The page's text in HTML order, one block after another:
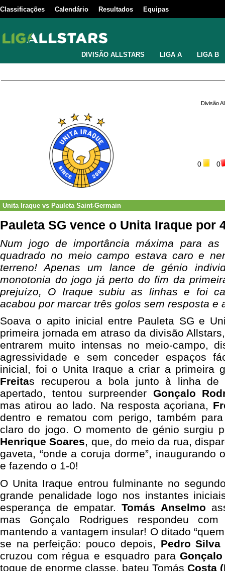
Classificações Calendário Resultados Equipas
DIVISÃO ALLSTARS LIGA A LIGA B
Divisão
0 0
Unita Iraque vs Pauleta Saint-Germain
Pauleta SG vence o Unita Iraque por
Num jogo de importância máxima para
quadrado no meio campo estava caro e
terreno! Apenas um lance de génio
monotonia do jogo já perto do fim da
prejuízo, O Iraque subiu as linhas e foi
acabou por marcar três golos sem resposta e
Soava o apito inicial entre Pauleta SG e
primeira jornada em atraso da divisão
entrarem muito intensas no meio-campo,
agressividade e sem conceder espaços
inicial, foi o Unita Iraque a criar a primeira
Freitas recuperou a bola junto à linha de
apertado, tentou surpreender Gonçalo
mas atirou ao lado. Na resposta açoriana,
dentro e rematou com perigo, também
claro do jogo. O momento de génio surgiu
Henrique Soares, que, do meio da rua,
gaveta, “onde a coruja dorme”, inaugurando
e fazendo o 1-0!
O Unita Iraque entrou fulminante no
grande penalidade logo nos instantes
esperança de empatar.Tomás Anselmo
mas Gonçalo Rodrigues respondeu
mantendo a vantagem insular! O ditado
se na perfeição: pouco depois, Pedro Silva
cruzou com régua e esquadro para
toque de enorme classe, bateu Tomás Costa